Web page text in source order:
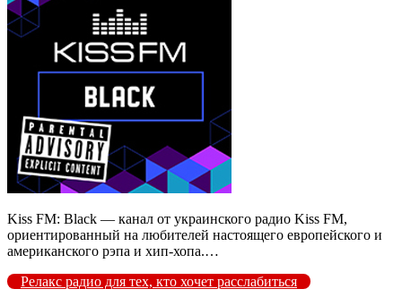
Kiss FM: Black — канал от украинского радио Kiss FM,
ориентированный на любителей настоящего европейского и
американского рэпа и хип-хопа.…
Релакс радио для тех, кто хочет расслабиться